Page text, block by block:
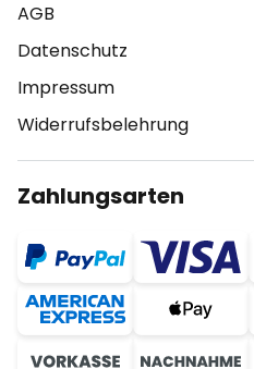
AGB
Datenschutz
Impressum
Widerrufsbelehrung
Zahlungsarten